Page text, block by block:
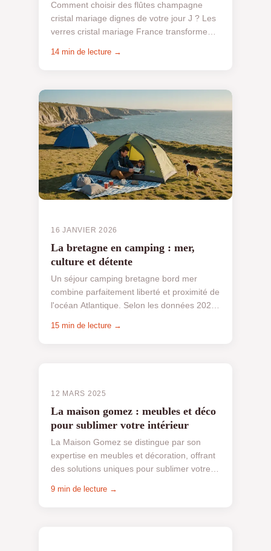
Comment choisir des flûtes champagne
cristal mariage dignes de votre jour J ? Les
verres cristal mariage France transforment
grâce à leur écla...
14 min de lecture →
16 JANVIER 2026
La bretagne en camping : mer,
culture et détente
Un séjour camping bretagne bord mer
combine parfaitement liberté et proximité de
l'océan Atlantique. Selon les données 2024,
hausse de 8% de ...
15 min de lecture →
12 MARS 2025
La maison gomez : meubles et déco
pour sublimer votre intérieur
La Maison Gomez se distingue par son
expertise en meubles et décoration, offrant
des solutions uniques pour sublimer votre
conçue pour all...
9 min de lecture →